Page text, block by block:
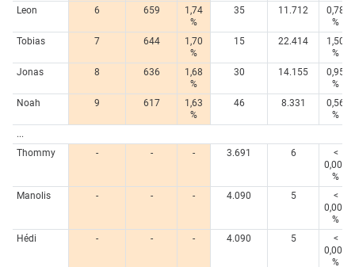
Leon
6 659
1,74
%
35 11.712
0,78
%
Tobias
7 644
1,70
%
15 22.414
1,50
%
Jonas
8 636
1,68
%
30 14.155
0,95
%
Noah
9 617
1,63
%
46 8.331
0,56
%
...
Thommy
- - - 3.691 6
<
0,005
%
Manolis
- - - 4.090 5
<
0,005
%
Hédi
- - - 4.090 5
<
0,005
%